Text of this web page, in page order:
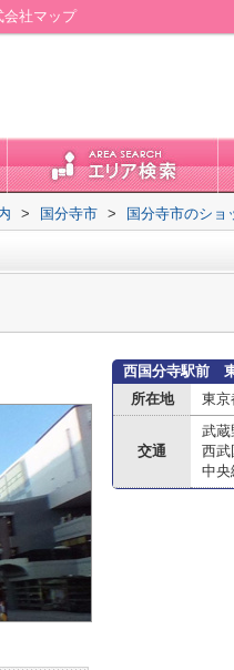
社マップ
> 国分寺市 > 国分寺市のショ
西国分寺駅前
所在地
東京
交通
武蔵
西武
中央